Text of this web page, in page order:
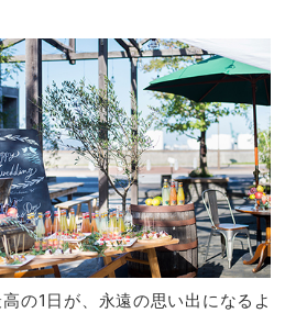
高の1日が、永遠の思い出になるよ